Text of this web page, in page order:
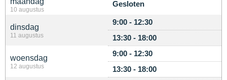
10 augustus
Gesloten
dinsdag
11 augustus
9:00 - 12:30
13:30 - 18:00
woensdag
12 augustus
9:00 - 12:30
13:30 - 18:00